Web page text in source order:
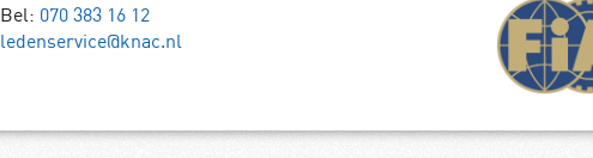
Bel: 070 383 16 12
ledenservice@knac.nl